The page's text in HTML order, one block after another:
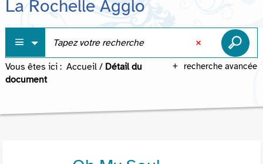
La Rochelle Agglo
recherche avancée
Vous êtes ici : Accueil / Détail du
document